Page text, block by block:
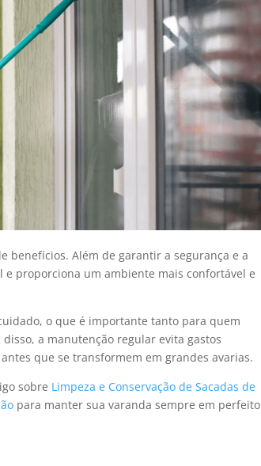
benefícios. Além de garantir a segurança e a
proporciona um ambiente mais confortável e
o que é importante tanto para quem
a manutenção regular evita gastos
que se transformem em grandes avarias.
sobre Limpeza e Conservação de Sacadas de
para manter sua varanda sempre em perfeito